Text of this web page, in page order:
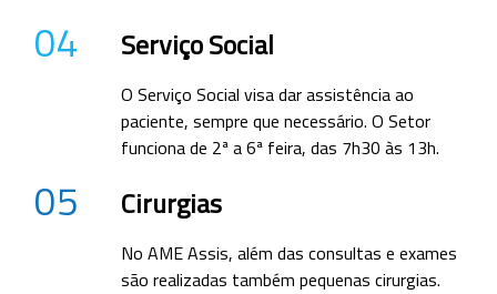
04 Serviço Social
O Serviço Social visa dar assistência ao
paciente, sempre que necessário. O Setor
funciona de 2ª a 6ª feira, das 7h30 às 13h.
05 Cirurgias
No AME Assis, além das consultas e exames
são realizadas também pequenas cirurgias.